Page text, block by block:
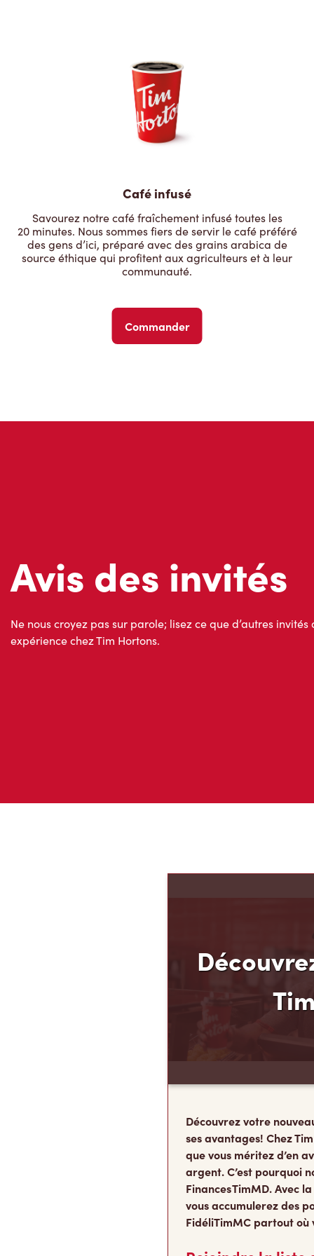
Café infusé
Savourez notre café fraîchement infusé toutes les
20 minutes. Nous sommes fiers de servir le café préféré
des gens d’ici, préparé avec des grains arabica de
source éthique qui profitent aux agriculteurs et à leur
communauté.
Commander
Avis des invités
Ne nous croyez pas sur parole; lisez ce que d’autres
Découvrez votre
ses avantages! Chez
que vous méritez d’en
argent. C’est pourquoi